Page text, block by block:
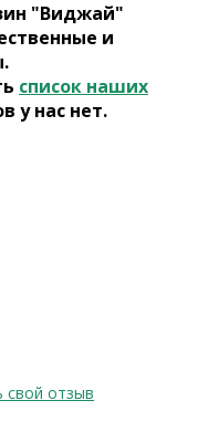
"Виджай"
и
список наших
у нас нет.
свой отзыв